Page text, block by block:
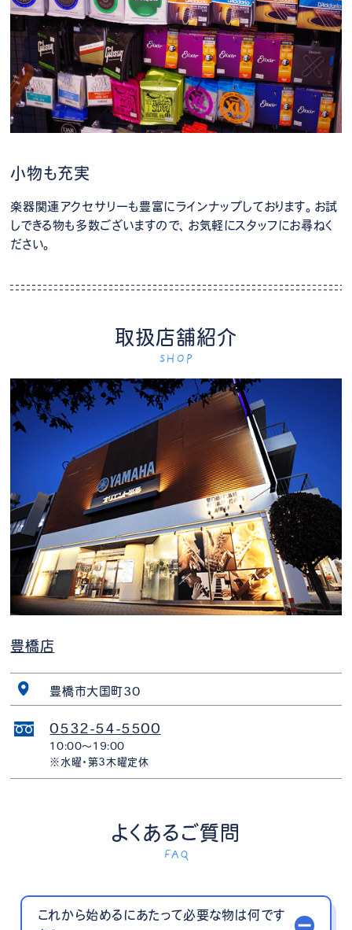
小物も充実
楽器関連アクセサリーも豊富にラインナップしております。お試
しできる物も多数ございますので、お気軽にスタッフにお尋ねく
ださい。
取扱店舗紹介
SHOP
豊橋店
豊橋市大国町30
0532-54-5500
10:00〜19:00
※水曜・第3木曜定休
よくあるご質問
FAQ
これから始めるにあたって必要な物は何です